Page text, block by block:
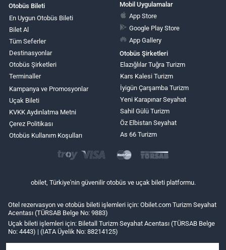
Otobüs Bileti
En Uygun Otobüs Bileti
Bilet Al
Tüm Seferler
Destinasyonlar
Otobüs Şirketleri
Terminaller
Kampanya ve Promosyonlar
Uçak Bileti
KVKK Aydınlatma Metni
Çerez Politikası
Otobüs Kullanım Koşulları
Mobil Uygulamalar
App Store
Google Play Store
App Gallery
Otobüs Şirketleri
Elazığlılar Tuğra Turizm
Kars Kalesi Turizm
İyigün Çarşamba Turizm
Yeni Karapınar Seyahat
Sahil Gülü Turizm
Öz Elbistan Seyahat
As 66 Turizm
obilet, Türkiye'nin güvenilir otobüs ve uçak bileti platformu.
Otel rezervasyon ve otobüs bileti işlemleri için: Obilet.com Turizm Seyahat
Acentası (TÜRSAB Belge No: 9883)
Uçak bileti işlemleri için: Biletall Turizm Seyahat Acentası (TÜRSAB Belge
No: 4443) | (IATA Üyelik No: 88214125)